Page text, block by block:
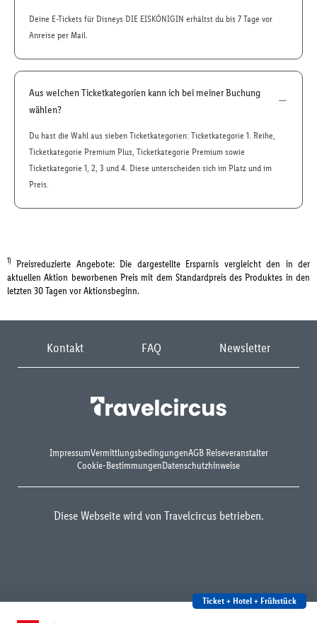
Deine E-Tickets für Disneys DIE EISKÖNIGIN erhältst du bis 7 Tage vor
Anreise per Mail.
Aus welchen Ticketkategorien kann ich bei meiner Buchung
wählen?
Du hast die Wahl aus sieben Ticketkategorien: Ticketkategorie 1. Reihe,
Ticketkategorie Premium Plus, Ticketkategorie Premium sowie
Ticketkategorie 1, 2, 3 und 4. Diese unterscheiden sich im Platz und im
Preis.
Ticket + Hotel + Frühstück
1) Preisreduzierte Angebote: Die dargestellte Ersparnis vergleicht den in der
aktuellen Aktion beworbenen Preis mit dem Standardpreis des Produktes in den
letzten 30 Tagen vor Aktionsbeginn.
Kontakt FAQ Newsletter
ImpressumVermittlungsbedingungenAGB Reiseveranstalter
Cookie-BestimmungenDatenschutzhinweise
Diese Webseite wird von Travelcircus betrieben.